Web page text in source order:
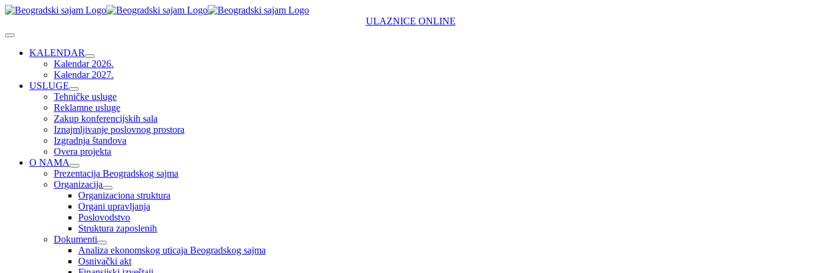
Skip
content
ULAZNICE ONLINE
Toggle
NavigationKALENDAR
Kalendar 2026.
Kalendar 2027.
USLUGE
Tehničke usluge
Reklamne usluge
Zakup konferencijskih sala
Iznajmljivanje poslovnog prostora
Izgradnja štandova
Overa projekta
O NAMA
Prezentacija Beogradskog sajma
Organizacija
Organizaciona struktura
Organi upravljanja
Poslovodstvo
Struktura zaposlenih
Dokumenti
Analiza ekonomskog uticaja Beogradskog sajma
Osnivački akt